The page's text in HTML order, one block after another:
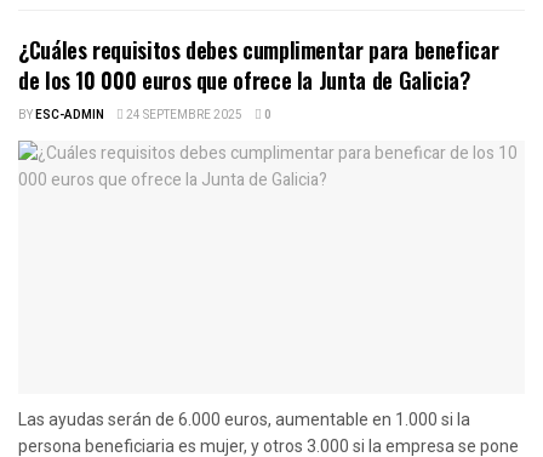
¿Cuáles requisitos debes cumplimentar para beneficar
de los 10 000 euros que ofrece la Junta de Galicia?
BYESC-ADMIN 24 SEPTEMBRE 2025 0
Las ayudas serán de 6.000 euros, aumentable en 1.000 si la
persona beneficiaria es mujer, y otros 3.000 si la empresa se pone